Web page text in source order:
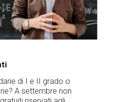
di I e II grado o
A settembre non